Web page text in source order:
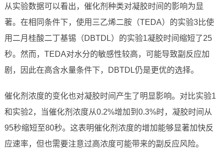
从实验数据可以看出，催化剂种类对凝胶时间的影响为显
著。在相同条件下，使用三乙烯二胺（TEDA）的实验3比使
用二月桂酸二丁基锡（DBTDL）的实验1凝胶时间缩短了25
秒。然而，TEDA对水分的敏感性较高，可能导致副反应加
剧，因此在高含水量条件下，DBTDL仍是更优的选择。
催化剂浓度的变化也对凝胶时间产生了明显影响。对比实验1
和实验2，当催化剂浓度从0.2%增加到0.3%时，凝胶时间从
95秒缩短至80秒。这表明催化剂浓度的增加能够显著加快反
应速率，但也需要注意过高浓度可能带来的副反应风险。